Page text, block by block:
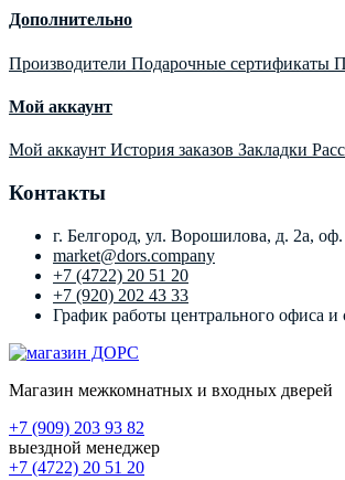
Дополнительно
Производители Подарочные сертификаты
Мой аккаунт
Мой аккаунт История заказов Закладки
Контакты
г. Белгород, ул. Ворошилова, д. 2а, оф.
market@dors.company
+7 (4722) 20 51 20
+7 (920) 202 43 33
График работы центрального офиса
Магазин межкомнатных и входных дверей
+7 (909) 203 93 82
выездной менеджер
+7 (4722) 20 51 20